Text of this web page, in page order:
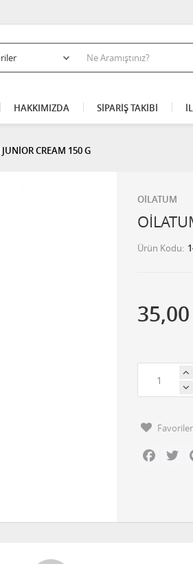
HAKKIMIZDA SİPARİŞ TAKİBİ
CREAM 150 G
OİLATUM
Ürün Kodu
35,00